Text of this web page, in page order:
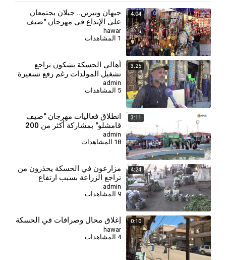
4:04
جيهان وبيرين.. جيلان يجتمعان
على الإبداع في مهرجان "صيف
قامشلو"
hawar
1 المشاهدات
3:25
⁣أهالي الحسكة يشكون تراجع
تشغيل المولدات رغم رفع تسعيرة
الأمبير
admin
5 المشاهدات
3:11
انطلاق فعاليات مهرجان "صيف
قامشلو" بمشاركة أكثر من 200
شركة
admin
18 المشاهدات
4:24
⁣مزارعون في الحسكة يحذرون من
تراجع الزراعة بسبب ارتفاع
التكاليف وأزمة العملة
admin
9 المشاهدات
0:10 إغلاق محال وصرافات في الحسكة
hawar
4 المشاهدات